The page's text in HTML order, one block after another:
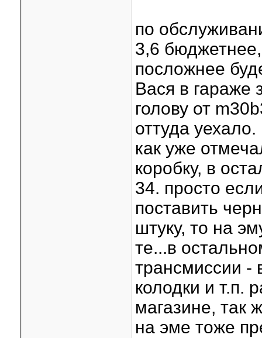
по
3,6
посложнее
Вася в гараже
голову от
оттуда уехало.
как уже
коробку, в
34. просто
поставить
штуку, то на
те...в
трансмиссии -
колодки и т.п.
магазине, так
на эме тоже